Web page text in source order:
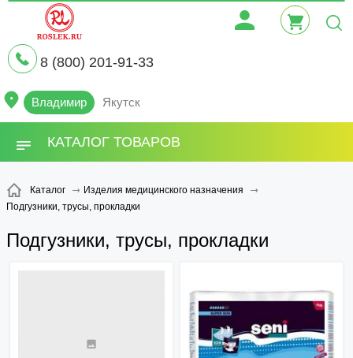
8 (800) 201-91-33
Владимир Якутск
КАТАЛОГ ТОВАРОВ
Каталог
Изделия медицинского назначения
Подгузники, трусы, прокладки
Подгузники, трусы, прокладки